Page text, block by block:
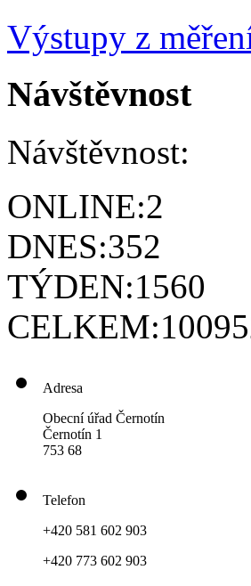
Výstupy z
Návštěvnost
Návštěvnost:
ONLINE:2
DNES:352
TÝDEN:1560
CELKEM:
Adresa
Obecní úřad Černotín
Černotín 1
753 68
Telefon
+420 581 602 903
+420 773 602 903